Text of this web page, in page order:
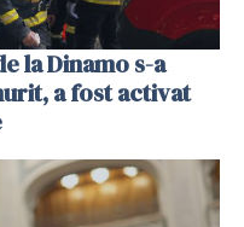
la Dinamo s-a
a fost activat